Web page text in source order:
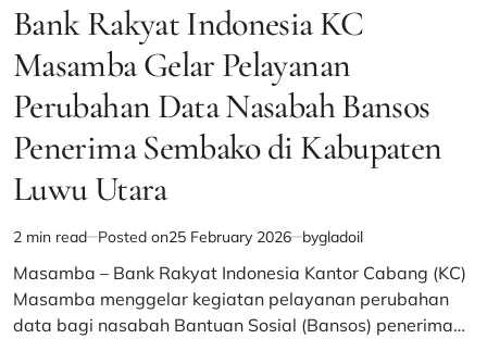
IN
Bank Rakyat Indonesia KC
Masamba Gelar Pelayanan
Perubahan Data Nasabah Bansos
Penerima Sembako di Kabupaten
Luwu Utara
Estimated
read
time
2 min read Posted on25 February 2026 bygladoil
Masamba – Bank Rakyat Indonesia Kantor Cabang (KC)
Masamba menggelar kegiatan pelayanan perubahan
data bagi nasabah Bantuan Sosial (Bansos) penerima…